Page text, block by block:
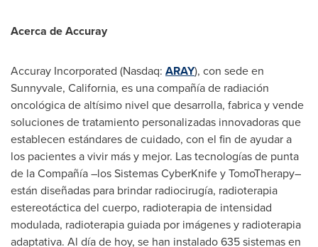
Acerca de Accuray
Accuray Incorporated (Nasdaq: ARAY), con sede en
Sunnyvale, California, es una compañía de radiación
oncológica de altísimo nivel que desarrolla, fabrica y vende
soluciones de tratamiento personalizadas innovadoras que
establecen estándares de cuidado, con el fin de ayudar a
los pacientes a vivir más y mejor. Las tecnologías de punta
de la Compañía –los Sistemas CyberKnife y TomoTherapy–
están diseñadas para brindar radiocirugía, radioterapia
estereotáctica del cuerpo, radioterapia de intensidad
modulada, radioterapia guiada por imágenes y radioterapia
adaptativa. Al día de hoy, se han instalado 635 sistemas en